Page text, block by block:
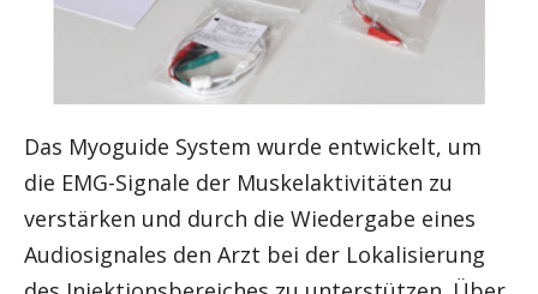
Das Myoguide System wurde entwickelt, um
die EMG-Signale der Muskelaktivitäten zu
verstärken und durch die Wiedergabe eines
Audiosignales den Arzt bei der Lokalisierung